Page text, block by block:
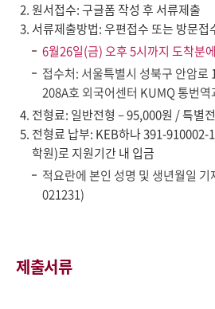
원서접수: 구글폼 작성 후 서
서류제출방법: 우편접수 또는 방문접
6월26일(금) 오후 5시까지 도착분
접수처: 서울특별시 성북구 안암로
208A호 외국어센터 KUMQ 통번역
전형료: 일반전형 – 95,000원 / 특별
전형료 납부: KEB하나 391-910002-
학원)로 지원기간 내 입금
적요란에 본인 성명 및 생년월일 기
021231)
제출서류